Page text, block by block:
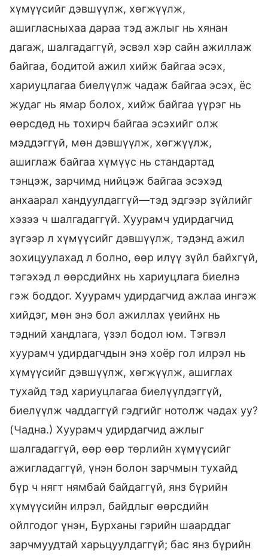
хүмүүсийг дэвшүүлж, хөгжүүлж,
ашигласныхаа дараа тэд ажлыг нь хянан
дагаж, шалгадаггүй, эсвэл хэр сайн ажиллаж
байгаа, бодитой ажил хийж байгаа эсэх,
хариуцлагаа биелүүлж чадаж байгаа эсэх, ёс
жудаг нь ямар болох, хийж байгаа үүрэг нь
өөрсдөд нь тохирч байгаа эсэхийг олж
мэддэггүй, мөн дэвшүүлж, хөгжүүлж,
ашиглаж байгаа хүмүүс нь стандартад
тэнцэж, зарчимд нийцэж байгаа эсэхэд
анхаарал хандуулдаггүй—тэд эдгээр зүйлийг
хэзээ ч шалгадаггүй. Хуурамч удирдагчид
зүгээр л хүмүүсийг дэвшүүлж, тэдэнд ажил
зохицуулахад л болно, өөр илүү зүйл байхгүй,
тэгэхэд л өөрсдийнх нь хариуцлага биелнэ
гэж боддог. Хуурамч удирдагчид ажлаа ингэж
хийдэг, мөн энэ бол ажиллах үеийнх нь
тэдний хандлага, үзэл бодол юм. Тэгвэл
хуурамч удирдагчдын энэ хоёр гол илрэл нь
хүмүүсийг дэвшүүлж, хөгжүүлж, ашиглах
тухайд тэд хариуцлагаа биелүүлдэггүй,
биелүүлж чаддаггүй гэдгийг нотолж чадах уу?
(Чадна.) Хуурамч удирдагчид ажлыг
шалгадаггүй, өөр өөр төрлийн хүмүүсийг
ажигладаггүй, үнэн болон зарчмын тухайд
бүр ч нягт нямбай байдаггүй, янз бүрийн
хүмүүсийн илрэл, байдлыг өөрсдийн
ойлгодог үнэн, Бурханы гэрийн шаарддаг
зарчмуудтай харьцуулдаггүй; бас янз бүрийн